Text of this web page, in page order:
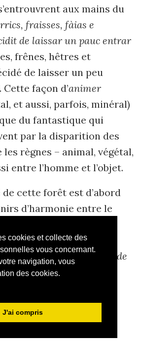
cookies et collecte des
vous concernant.
navigation, vous
des cookies.
J'ai compris
aux mains du
fraisses, fàias e
de laissar un pauc entrar
frênes, hêtres et
de laisser un peu
façon d’animer
et aussi, parfois, minéral)
du fantastique qui
par la disparition des
règnes – animal, végétal,
entre l’homme et l’objet.
cette forêt est d’abord
d’harmonie entre le
sauvages : «
emb la cèrvia e lo
amb las becas e l’aiga de
» (p. 7) [j’ai
avec la biche et le
des bois avec les
des sources avec la